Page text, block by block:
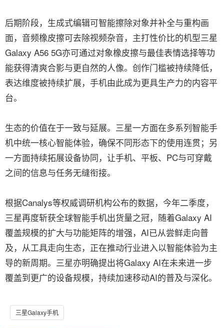
后期阶段，生成式编辑可智能擦除对象并补全与重构画
面，音频橡皮擦可去除视频杂音，主打性价比的机型三星
Galaxy A56 5G亦可通过对象橡皮擦与最佳表情选择等功
能获得清爽合影与更自然的人像。创作门槛被持续降低，
表达维度被持续扩展，手机由此成为更具生产力的内容平
台。
生态的价值在于一致与延展。三星一方面在多系列智能手
机中统一核心智能体验，确保不同形态下的使用连贯；另
一方面持续拓展设备协同，让手机、平板、PC与可穿戴
之间的信息与任务无缝衔接。
根据Canalys等权威调研机构公布的数据，今年二季度，
三星再度斩获全球智能手机出货量之冠，随着Galaxy AI
覆盖规模的扩大与功能矩阵的增强，AI已从尝鲜走向普
及，从工具走向生态，正在推动行业进入以智能体验为主
导的新周期。三星亦明确提出将Galaxy AI在未来进一步
覆盖到更广的设备规模，持续加速移动AI的普及与深化。
三星Galaxy手机